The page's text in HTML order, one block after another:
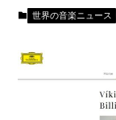
世界の音楽ニュース